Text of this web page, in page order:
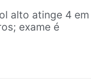
alto atinge 4 em
exame é